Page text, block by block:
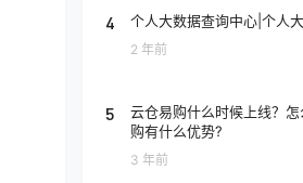
4 个人大数据查询中心|个人
2 年前
5
云仓易购什么时候上线？
购有什么优势?
3 年前